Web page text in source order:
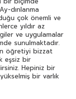
dınlanma
çok önemli ve
yıldır az
ve uygulamalar
sunulmaktadır.
öğretiyi bizzat
eşsiz bir
Hepiniz bir
bir varlık
için daha da